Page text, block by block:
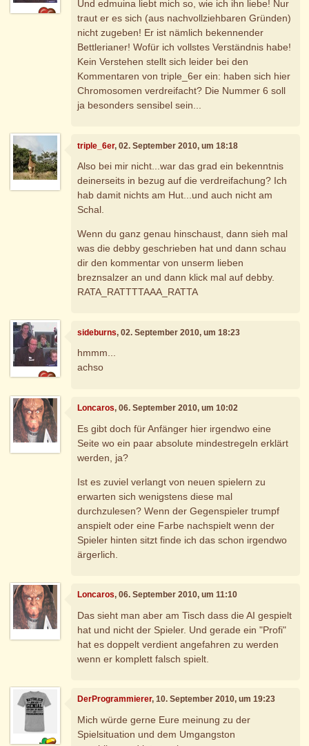
Und edmuina liebt mich so, wie ich ihn liebe! Nur
traut er es sich (aus nachvollziehbaren Gründen)
nicht zugeben! Er ist nämlich bekennender
Bettlerianer! Wofür ich vollstes Verständnis habe!
Kein Verstehen stellt sich leider bei den
Kommentaren von triple_6er ein: haben sich hier
Chromosomen verdreifacht? Die Nummer 6 soll
ja besonders sensibel sein...
triple_6er, 02. September 2010, um 18:18
Also bei mir nicht...war das grad ein bekenntnis
deinerseits in bezug auf die verdreifachung? Ich
hab damit nichts am Hut...und auch nicht am
Schal.
Wenn du ganz genau hinschaust, dann sieh mal
was die debby geschrieben hat und dann schau
dir den kommentar von unserm lieben
breznsalzer an und dann klick mal auf debby.
RATA_RATTTTAAA_RATTA
sideburns, 02. September 2010, um 18:23
hmmm...
achso
Loncaros, 06. September 2010, um 10:02
Es gibt doch für Anfänger hier irgendwo eine
Seite wo ein paar absolute mindestregeln erklärt
werden, ja?
Ist es zuviel verlangt von neuen spielern zu
erwarten sich wenigstens diese mal
durchzulesen? Wenn der Gegenspieler trumpf
anspielt oder eine Farbe nachspielt wenn der
Spieler hinten sitzt finde ich das schon irgendwo
ärgerlich.
Loncaros, 06. September 2010, um 11:10
Das sieht man aber am Tisch dass die AI gespielt
hat und nicht der Spieler. Und gerade ein "Profi"
hat es doppelt verdient angefahren zu werden
wenn er komplett falsch spielt.
DerProgrammierer, 10. September 2010, um 19:23
Mich würde gerne Eure meinung zu der
Spielsituation und dem Umgangston